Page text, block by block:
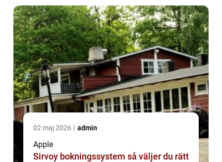
02 maj 2026 admin
Apple
Sirvoy bokningssystem så väljer du rätt